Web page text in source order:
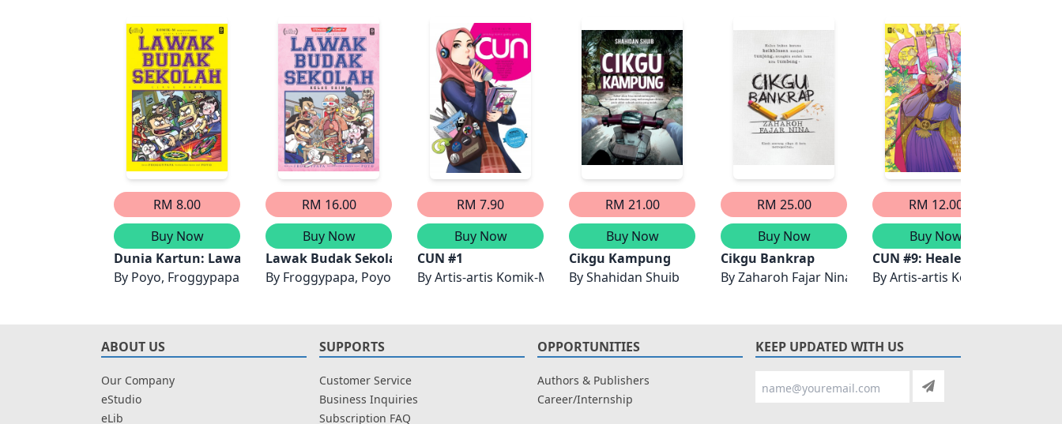
RM 8.00
Buy Now
Dunia Kartun: Lawak Budak Sekolah #6 - Cikgu Baru
By Poyo, Froggypapa
RM 16.00
Buy Now
Lawak Budak Sekolah #8: Kelas Sains
By Froggypapa, Poyo
RM 7.90
Buy Now
CUN #1
ByArtis-artis Komik-M
RM 21.00
Buy Now
Cikgu Kampung
ByShahidan Shuib
RM 25.00
Buy Now
Cikgu Bankrap
ByZaharoh Fajar Nina
RM 12.00
Buy Now
CUN #9: Healer
ByArtis-artis Komik-M
ABOUT US
Our Company
eStudio
eLib
SUPPORTS
Customer Service
Business Inquiries
Subscription FAQ
OPPORTUNITIES
Authors & Publishers
Career/Internship
KEEP UPDATED WITH US